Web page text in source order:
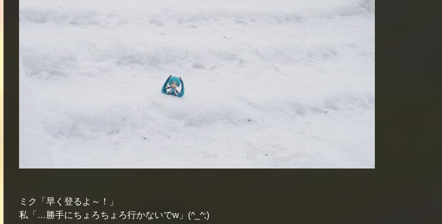
ミク「早く登るよ～！」
私「…勝手にちょろちょろ行かないでw」(^_^;)